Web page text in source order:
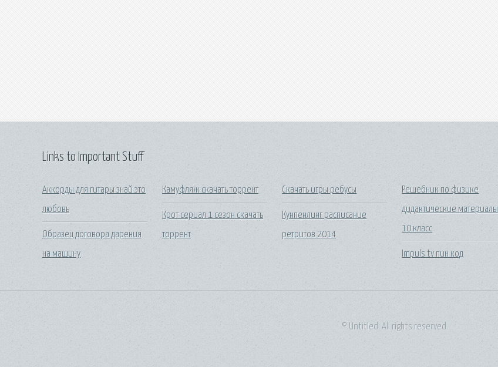
Links to Important Stuff
Аккорды для гитары знай это
любовь
Образец договора дарения
на машину
Камуфляж скачать торрент
Крот сериал 1 сезон скачать
торрент
Скачать игры ребусы
Кунпенлинг расписание
ретритов 2014
Решебник по физике
дидактические материалы
10 класс
Impuls tv пин код
© Untitled. All rights reserved.